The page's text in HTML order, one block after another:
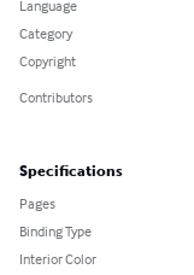
Language
Category
Copyright
Contributors
Specifications
Pages
Binding Type
Interior Color